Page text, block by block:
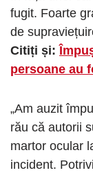
fugit. Foarte
de
Citiți și:
persoane au
„Am auzit
rău că autorii
martor ocular
incident.